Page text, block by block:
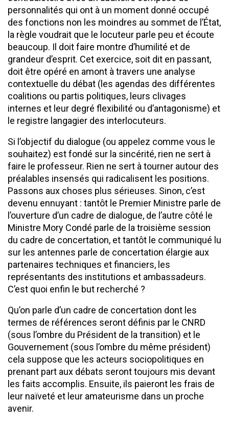
personnalités qui ont à un moment donné occupé
des fonctions non les moindres au sommet de l’État,
la règle voudrait que le locuteur parle peu et écoute
beaucoup. Il doit faire montre d’humilité et de
grandeur d’esprit. Cet exercice, soit dit en passant,
doit être opéré en amont à travers une analyse
contextuelle du débat (les agendas des différentes
coalitions ou partis politiques, leurs clivages
internes et leur degré flexibilité ou d’antagonisme) et
le registre langagier des interlocuteurs.
Si l’objectif du dialogue (ou appelez comme vous le
souhaitez) est fondé sur la sincérité, rien ne sert à
faire le professeur. Rien ne sert à tourner autour des
préalables insensés qui radicalisent les positions.
Passons aux choses plus sérieuses. Sinon, c’est
devenu ennuyant : tantôt le Premier Ministre parle de
l’ouverture d’un cadre de dialogue, de l’autre côté le
Ministre Mory Condé parle de la troisième session
du cadre de concertation, et tantôt le communiqué lu
sur les antennes parle de concertation élargie aux
partenaires techniques et financiers, les
représentants des institutions et ambassadeurs.
C’est quoi enfin le but recherché ?
Qu’on parle d’un cadre de concertation dont les
termes de références seront définis par le CNRD
(sous l’ombre du Président de la transition) et le
Gouvernement (sous l’ombre du même président)
cela suppose que les acteurs sociopolitiques en
prenant part aux débats seront toujours mis devant
les faits accomplis. Ensuite, ils paieront les frais de
leur naïveté et leur amateurisme dans un proche
avenir.